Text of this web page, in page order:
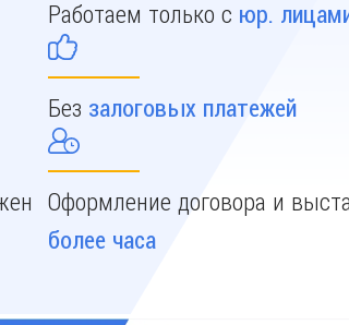
Работаем только с юр.
Без залоговых платежей
Оформление договора и
более часа